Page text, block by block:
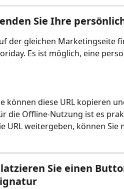
Sie Ihre
der gleichen Marketingseite
Es ist möglich, eine
können diese URL kopieren
die Offline-Nutzung ist es
URL weitergeben, können
Sie einen